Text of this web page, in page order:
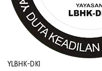
YLBHK-DKI